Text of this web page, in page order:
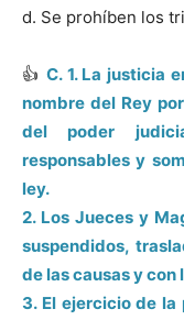
d. Se prohíben los
👍C. 1. La justicia
nombre del Rey
del poder
responsables y
ley.
2. Los Jueces y
suspendidos,
de las causas y con
3. El ejercicio de